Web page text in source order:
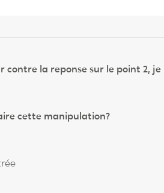
contre la reponse sur le point 2,
cette manipulation?